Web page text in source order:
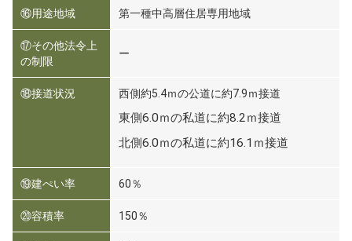
⑯用途地域 第一種中高層住居専用地域
⑰その他法令上
の制限
ー
⑱接道状況 西側約5.4ｍの公道に約7.9ｍ接道
東側6.0ｍの私道に約8.2ｍ接道
北側6.0ｍの私道に約16.1ｍ接道
⑲建ぺい率 60％
⑳容積率 150％